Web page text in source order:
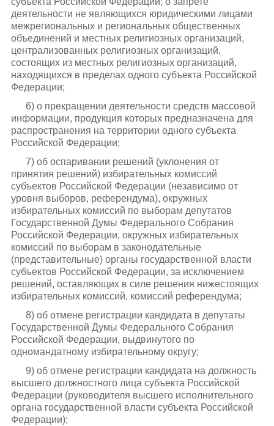
деятельности не являющихся юридическими лицами
межрегиональных и региональных общественных
объединений и местных религиозных организаций,
централизованных религиозных организаций,
состоящих из местных религиозных организаций,
находящихся в пределах одного субъекта Российской
Федерации;
6) о прекращении деятельности средств массовой
информации, продукция которых предназначена для
распространения на территории одного субъекта
Российской Федерации;
7) об оспаривании решений (уклонения от
принятия решений) избирательных комиссий
субъектов Российской Федерации (независимо от
уровня выборов, референдума), окружных
избирательных комиссий по выборам депутатов
Государственной Думы Федерального Собрания
Российской Федерации, окружных избирательных
комиссий по выборам в законодательные
(представительные) органы государственной власти
субъектов Российской Федерации, за исключением
решений, оставляющих в силе решения нижестоящих
избирательных комиссий, комиссий референдума;
8) об отмене регистрации кандидата в депутаты
Государственной Думы Федерального Собрания
Российской Федерации, выдвинутого по
одномандатному избирательному округу;
9) об отмене регистрации кандидата на должность
высшего должностного лица субъекта Российской
Федерации (руководителя высшего исполнительного
органа государственной власти субъекта Российской
Федерации);